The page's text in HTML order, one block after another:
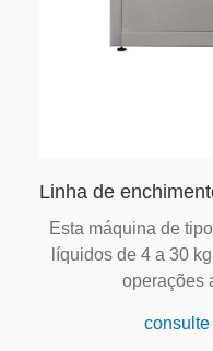
Esta máquina de
líquidos de 4 a 30
operações